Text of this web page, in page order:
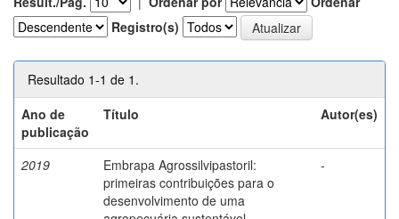
Registro(s)
Resultado 1-1 de 1.
Ano de
publicação
Título Autor(es)
2019
Embrapa Agrossilvipastoril:
primeiras contribuições para o
desenvolvimento de uma
-